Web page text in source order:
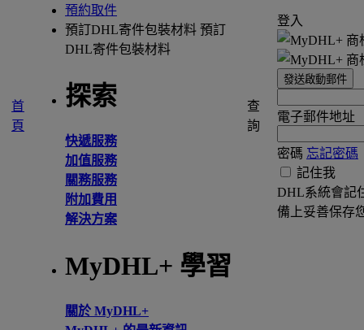
首
頁
預約取件
預訂DHL寄件包裝材料 預訂
DHL寄件包裝材料
探索
快遞服務
加值服務
關務服務
附加費用
解決方案
MyDHL+ 學習
關於 MyDHL+
查
詢
登入
發送啟動郵件
電子郵件地址
密碼 忘記密碼
記住我
DHL系統會記
備上妥善保存